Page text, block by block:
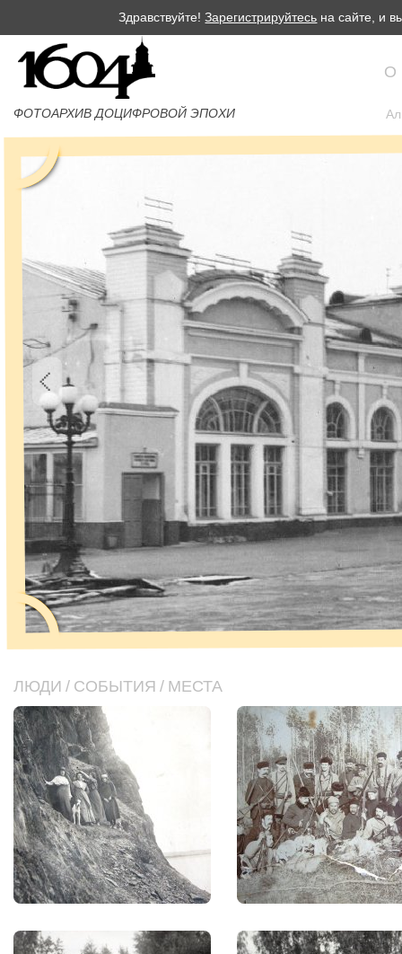
Здравствуйте!Зарегистрируйтесь на сайте, и
ФОТОАРХИВ ДОЦИФРОВОЙ ЭПОХИ
О
ЛЮДИ / СОБЫТИЯ / МЕСТА